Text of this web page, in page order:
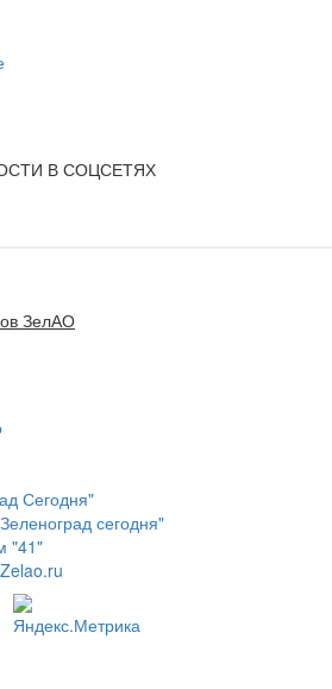
В СОЦСЕТЯХ
ЗелАО
Сегодня"
сегодня"
"41"